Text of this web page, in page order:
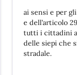
ai sensi e per
e dell’articolo
tutti i cittadini a
delle siepi che
stradale.